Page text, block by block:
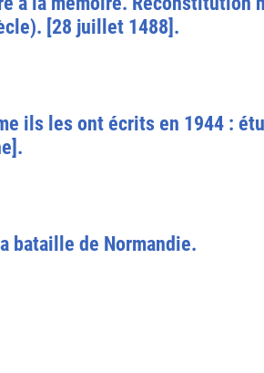
[28 juillet 1488].
ils les ont écrits en 1944 :
bataille de Normandie.